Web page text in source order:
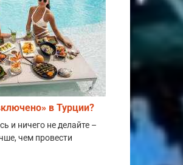
в Турции?
и ничего не делайте –
чем провести